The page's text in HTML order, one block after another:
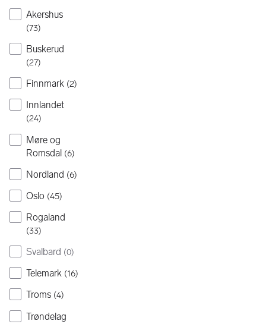
Akershus
(73)
Buskerud
(27)
Finnmark (2)
Innlandet
(24)
Møre og
Romsdal (6)
Nordland (6)
Oslo (45)
Rogaland
(33)
Svalbard (0)
Telemark (16)
Troms (4)
Trøndelag